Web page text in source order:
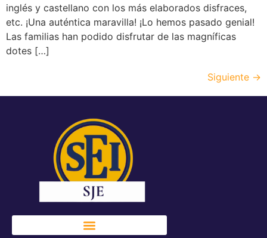
inglés y castellano con los más elaborados disfraces,
etc. ¡Una auténtica maravilla! ¡Lo hemos pasado genial!
Las familias han podido disfrutar de las magníficas
dotes […]
Siguiente →